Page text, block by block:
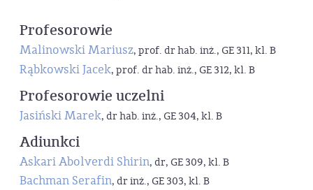
Profesorowie
Malinowski Mariusz, prof. dr hab. inż., GE 311, kl. B
Rąbkowski Jacek, prof. dr hab. inż., GE 312, kl. B
Profesorowie uczelni
Jasiński Marek, dr hab. inż., GE 304, kl. B
Adiunkci
Askari Abolverdi Shirin, dr, GE 309, kl. B
Bachman Serafin, dr inż., GE 303, kl. B